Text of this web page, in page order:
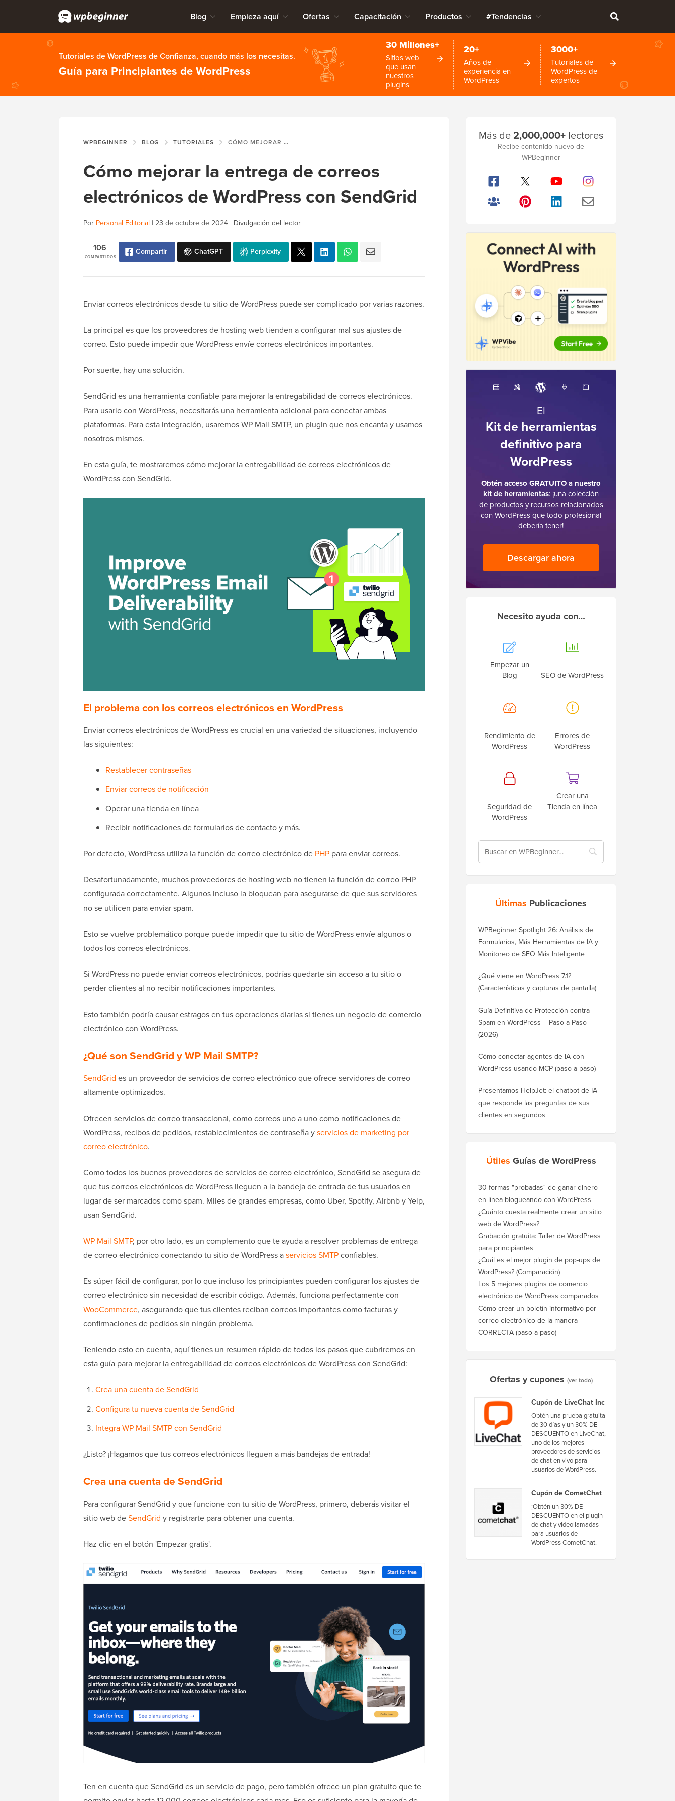
Blog Empieza aquí Ofertas Capacitación Productos #Tendencias
Tutoriales de WordPress de Confianza, cuando más los necesitas.
Guía para Principiantes de WordPress
30 Millones+
Sitios web
que usan
nuestros
plugins
20+
Años de
experiencia en
WordPress
3000+
Tutoriales de
WordPress de
expertos
WPBEGINNER BLOG TUTORIALES CÓMO MEJORAR LA ENTREGA DE CORREOS ELECTRÓNICOS DE WORDPRESS CON SENDGRID
Cómo mejorar la entrega de correos
electrónicos de WordPress con SendGrid
Por Personal Editorial | 23 de octubre de 2024 | Divulgación del lector
COMPARTIDOS
106 Compartir ChatGPT Perplexity
Enviar correos electrónicos desde tu sitio de WordPress puede ser complicado por varias razones.
La principal es que los proveedores de hosting web tienden a configurar mal sus ajustes de
correo. Esto puede impedir que WordPress envíe correos electrónicos importantes.
Por suerte, hay una solución.
SendGrid es una herramienta confiable para mejorar la entregabilidad de correos electrónicos.
Para usarlo con WordPress, necesitarás una herramienta adicional para conectar ambas
plataformas. Para esta integración, usaremos WP Mail SMTP, un plugin que nos encanta y usamos
nosotros mismos.
En esta guía, te mostraremos cómo mejorar la entregabilidad de correos electrónicos de
WordPress con SendGrid.
El problema con los correos electrónicos en WordPress
Enviar correos electrónicos de WordPress es crucial en una variedad de situaciones, incluyendo
las siguientes:
Restablecer contraseñas
Enviar correos de notificación
Operar una tienda en línea
Recibir notificaciones de formularios de contacto y más.
Por defecto, WordPress utiliza la función de correo electrónico de PHP para enviar correos.
Desafortunadamente, muchos proveedores de hosting web no tienen la función de correo PHP
configurada correctamente. Algunos incluso la bloquean para asegurarse de que sus servidores
no se utilicen para enviar spam.
Esto se vuelve problemático porque puede impedir que tu sitio de WordPress envíe algunos o
todos los correos electrónicos.
Si WordPress no puede enviar correos electrónicos, podrías quedarte sin acceso a tu sitio o
perder clientes al no recibir notificaciones importantes.
Esto también podría causar estragos en tus operaciones diarias si tienes un negocio de comercio
electrónico con WordPress.
¿Qué son SendGrid y WP Mail SMTP?
SendGrid es un proveedor de servicios de correo electrónico que ofrece servidores de correo
altamente optimizados.
Ofrecen servicios de correo transaccional, como correos uno a uno como notificaciones de
WordPress, recibos de pedidos, restablecimientos de contraseña yservicios de marketing por
correo electrónico.
Como todos los buenos proveedores de servicios de correo electrónico, SendGrid se asegura de
que tus correos electrónicos de WordPress lleguen a la bandeja de entrada de tus usuarios en
lugar de ser marcados como spam. Miles de grandes empresas, como Uber, Spotify, Airbnb y Yelp,
usan SendGrid.
WP Mail SMTP, por otro lado, es un complemento que te ayuda a resolver problemas de entrega
de correo electrónico conectando tu sitio de WordPress aservicios SMTPconfiables.
Es súper fácil de configurar, por lo que incluso los principiantes pueden configurar los ajustes de
correo electrónico sin necesidad de escribir código. Además, funciona perfectamente con
WooCommerce, asegurando que tus clientes reciban correos importantes como facturas y
confirmaciones de pedidos sin ningún problema.
Teniendo esto en cuenta, aquí tienes un resumen rápido de todos los pasos que cubriremos en
esta guía para mejorar la entregabilidad de correos electrónicos de WordPress con SendGrid:
Crea una cuenta de SendGrid
Configura tu nueva cuenta de SendGrid
Integra WP Mail SMTP con SendGrid
¿Listo? ¡Hagamos que tus correos electrónicos lleguen a más bandejas de entrada!
Crea una cuenta de SendGrid
Para configurar SendGrid y que funcione con tu sitio de WordPress, primero, deberás visitar el
sitio web deSendGrid y registrarte para obtener una cuenta.
Haz clic en el botón 'Empezar gratis'.
Ten en cuenta que SendGrid es un servicio de pago, pero también ofrece un plan gratuito que te
lateral
Más de2,000,000+ lectores
Recibe contenido nuevo de
WPBeginner
El
Kit de herramientas
definitivo para
WordPress
Obtén acceso GRATUITO a nuestro
kit de herramientas: ¡una colección
de productos y recursos relacionados
con WordPress que todo profesional
debería tener!
Descargar ahora
Necesito ayuda con…
Empezar un
Blog
SEO de WordPress
Rendimiento de
WordPress
Errores de
WordPress
Seguridad de
WordPress
Crear una
Tienda en línea
Últimas Publicaciones
WPBeginner Spotlight 26: Análisis de
Formularios, Más Herramientas de IA y
Monitoreo de SEO Más Inteligente
¿Qué viene en WordPress 7.1?
(Características y capturas de pantalla)
Guía Definitiva de Protección contra
Spam en WordPress – Paso a Paso
(2026)
Cómo conectar agentes de IA con
WordPress usando MCP (paso a paso)
Presentamos HelpJet: el chatbot de IA
que responde las preguntas de sus
clientes en segundos
Útiles Guías de WordPress
30 formas "probadas" de ganar dinero
en línea blogueando con WordPress
¿Cuánto cuesta realmente crear un sitio
web de WordPress?
Grabación gratuita: Taller de WordPress
para principiantes
¿Cuál es el mejor plugin de pop-ups de
WordPress? (Comparación)
Los 5 mejores plugins de comercio
electrónico de WordPress comparados
Cómo crear un boletín informativo por
correo electrónico de la manera
CORRECTA (paso a paso)
Ofertas y cupones (ver todo)
Cupón de LiveChat Inc
Obtén una prueba gratuita
de 30 días y un 30% DE
DESCUENTO en LiveChat,
uno de los mejores
proveedores de servicios
de chat en vivo para
usuarios de WordPress.
Cupón de CometChat
¡Obtén un 30% DE
DESCUENTO en el plugin
de chat y videollamadas
para usuarios de
WordPress CometChat.